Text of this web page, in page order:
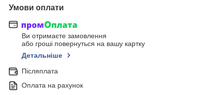
Умови оплати
Ви отримаєте замовлення
або гроші повернуться на вашу картку
Детальніше
Післяплата
Оплата на рахунок